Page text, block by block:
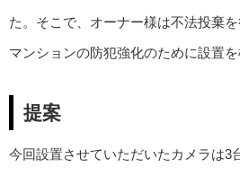
た。そこで、オーナー様は不法投棄を
マンションの防犯強化のために設置を
提案
今回設置させていただいたカメラは3